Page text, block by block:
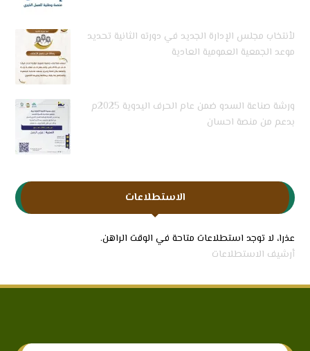
لأنتخاب مجلس الإدارة الجديد في دورته الثانية تحديد
موعد الجمعية العمومية العادية
ورشة صناعة السدو ضمن عام الحرف اليدوية 2025م
بدعم من منصة احسان
الاستطلاعات
عذرا، لا توجد استطلاعات متاحة في الوقت الراهن.
أرشيف الاستطلاعات